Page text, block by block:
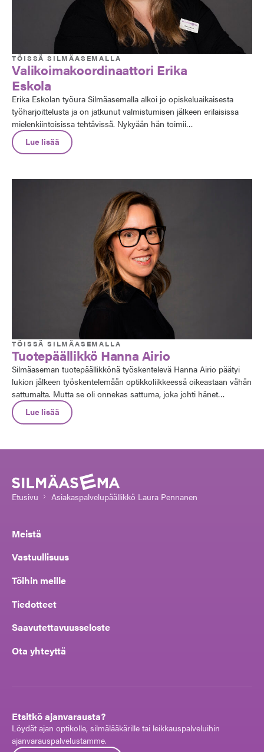
TÖISSÄ SILMÄASEMALLA
Valikoimakoordinaattori Erika
Eskola
Erika Eskolan työura Silmäasemalla alkoi jo opiskeluaikaisesta
työharjoittelusta ja on jatkunut valmistumisen jälkeen erilaisissa
mielenkiintoisissa tehtävissä. Nykyään hän toimii
valikoimakoordinaattorina. Erityistä kiitosta hän antaa
Silmäasemalle mahdollisuudesta kehittää omaa osaamistaan ja
Lue lisää
TÖISSÄ SILMÄASEMALLA
Tuotepäällikkö Hanna Airio
Silmäaseman tuotepäällikkönä työskentelevä Hanna Airio päätyi
lukion jälkeen työskentelemään optikkoliikkeessä oikeastaan vähän
sattumalta. Mutta se oli onnekas sattuma, joka johti hänet
mielenkiintoiselle urapolulle. Optikoksi valmistumisen jälkeen hän
on työskennellyt mm. optikkona ja ostopalvelutiimissä, ja viimeisen
Lue lisää
Etusivu Asiakaspalvelupäällikkö Laura Pennanen
Meistä
Vastuullisuus
Töihin meille
Tiedotteet
Saavutettavuusseloste
Ota yhteyttä
Etsitkö ajanvarausta?
Löydät ajan optikolle, silmälääkärille tai leikkauspalveluihin
ajanvarauspalvelustamme.